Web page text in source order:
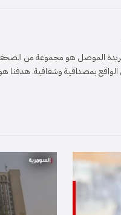
الموصل هو مجموعة من
بمصداقية وشفافية. هدفنا هو